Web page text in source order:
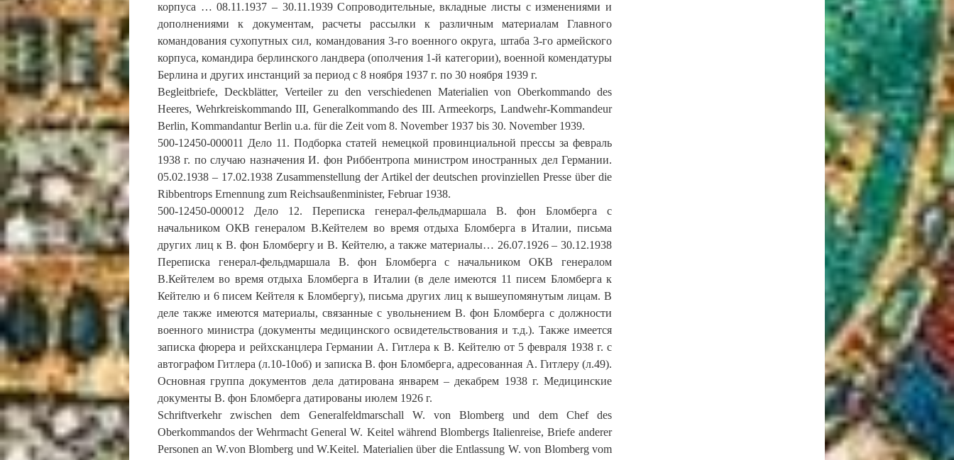
корпуса … 08.11.1937 – 30.11.1939 Сопроводительные, вкладные листы с изменениями и
дополнениями к документам, расчеты рассылки к различным материалам Главного
командования сухопутных сил, командования 3-го военного округа, штаба 3-го армейского
корпуса, командира берлинского ландвера (ополчения 1-й категории), военной комендатуры
Берлина и других инстанций за период с 8 ноября 1937 г. по 30 ноября 1939 г.
Begleitbriefe, Deckblätter, Verteiler zu den verschiedenen Materialien von Oberkommando des
Heeres, Wehrkreiskommando III, Generalkommando des III. Armeekorps, Landwehr-Kommandeur
Berlin, Kommandantur Berlin u.a. für die Zeit vom 8. November 1937 bis 30. November 1939.
500-12450-000011 Дело 11. Подборка статей немецкой провинциальной прессы за февраль
1938 г. по случаю назначения И. фон Риббентропа министром иностранных дел Германии.
05.02.1938 – 17.02.1938 Zusammenstellung der Artikel der deutschen provinziellen Presse über die
Ribbentrops Ernennung zum Reichsaußenminister, Februar 1938.
500-12450-000012 Дело 12. Переписка генерал-фельдмаршала В. фон Бломберга с
начальником ОКВ генералом В.Кейтелем во время отдыха Бломберга в Италии, письма
других лиц к В. фон Бломбергу и В. Кейтелю, а также материалы… 26.07.1926 – 30.12.1938
Переписка генерал-фельдмаршала В. фон Бломберга с начальником ОКВ генералом
В.Кейтелем во время отдыха Бломберга в Италии (в деле имеются 11 писем Бломберга к
Кейтелю и 6 писем Кейтеля к Бломбергу), письма других лиц к вышеупомянутым лицам. В
деле также имеются материалы, связанные с увольнением В. фон Бломберга с должности
военного министра (документы медицинского освидетельствования и т.д.). Также имеется
записка фюрера и рейхсканцлера Германии А. Гитлера к В. Кейтелю от 5 февраля 1938 г. с
автографом Гитлера (л.10-10об) и записка В. фон Бломберга, адресованная А. Гитлеру (л.49).
Основная группа документов дела датирована январем – декабрем 1938 г. Медицинские
документы В. фон Бломберга датированы июлем 1926 г.
Schriftverkehr zwischen dem Generalfeldmarschall W. von Blomberg und dem Chef des
Oberkommandos der Wehrmacht General W. Keitel während Blombergs Italienreise, Briefe anderer
Personen an W.von Blomberg und W.Keitel. Materialien über die Entlassung W. von Blomberg vom